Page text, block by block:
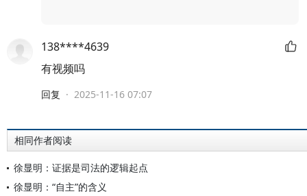
138****4639
有视频吗
回复 · 2025-11-16 07:07
相同作者阅读
徐显明：证据是司法的逻辑起点
徐显明：“自主”的含义